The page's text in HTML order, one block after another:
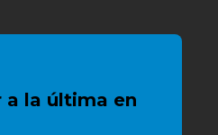
a la última en